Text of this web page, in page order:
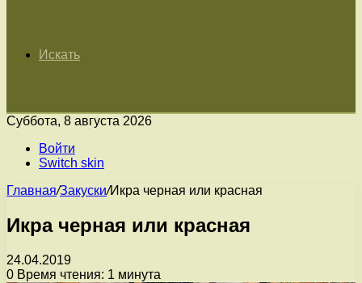
Искать
Суббота, 8 августа 2026
Войти
Switch skin
Главная/Закуски/Икра черная или красная
Икра черная или красная
24.04.2019
0 Время чтения: 1 минута